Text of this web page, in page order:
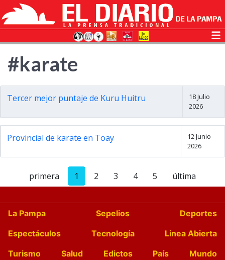
#karate
Tercer mejor puntaje de Kuru Huitru
18 Julio
2026
Provincial de karate en Toay
12 Junio
2026
primera 1 2 3 4 5 última
La Pampa Sepelios
Deportes
Espectáculos
Tecnología
Linea Abierta
Turismo
Salud Edictos País
Mundo